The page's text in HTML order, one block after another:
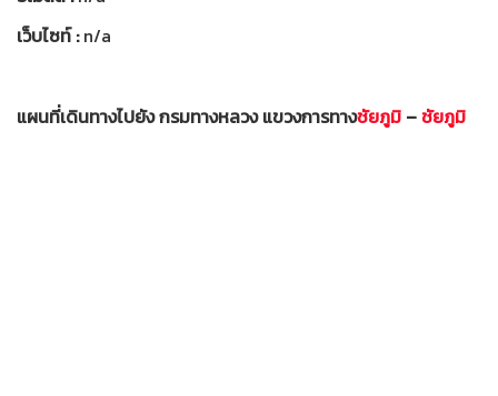
เว็บไซท์ :n/a
แผนที่เดินทางไปยัง กรมทางหลวง แขวงการทางชัยภูมิ –ชัยภูมิ